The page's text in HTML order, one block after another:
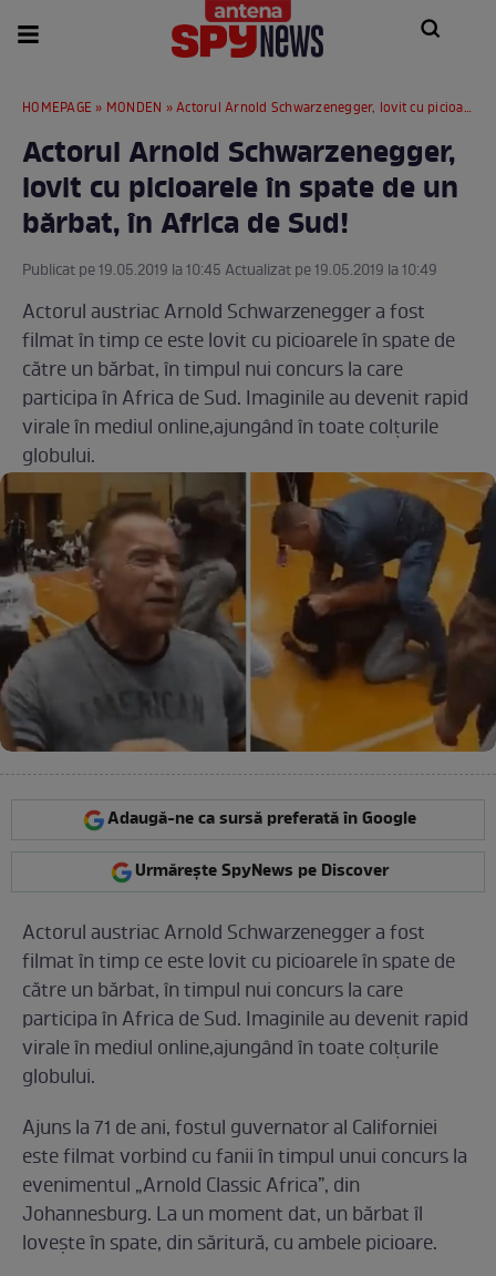
HOMEPAGE » MONDEN » Actorul Arnold Schwarzenegger, lovit cu picioarele în spate de un bărbat, în Africa de Sud!
Actorul Arnold Schwarzenegger,
lovit cu picioarele în spate de un
bărbat, în Africa de Sud!
Publicat pe 19.05.2019 la 10:45 Actualizat pe 19.05.2019 la 10:49
Actorul austriac Arnold Schwarzenegger a fost
filmat în timp ce este lovit cu picioarele în spate de
către un bărbat, în timpul nui concurs la care
participa în Africa de Sud. Imaginile au devenit rapid
virale în mediul online,ajungând în toate colţurile
globului.
Adaugă-ne ca sursă preferată în Google
Urmărește SpyNews pe Discover
Actorul austriac Arnold Schwarzenegger a fost
filmat în timp ce este lovit cu picioarele în spate de
către un bărbat, în timpul nui concurs la care
participa în Africa de Sud. Imaginile au devenit rapid
virale în mediul online,ajungând în toate colţurile
globului.
Ajuns la 71 de ani, fostul guvernator al Californiei
este filmat vorbind cu fanii în timpul unui concurs la
evenimentul „Arnold Classic Africa”, din
Johannesburg. La un moment dat, un bărbat îl
loveşte în spate, din săritură, cu ambele picioare.